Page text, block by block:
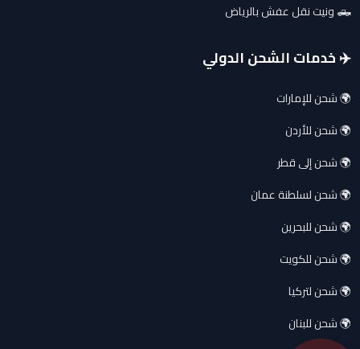
🛻 ونيت نقل عفش بالرياض
✈️ خدمات الشحن الدولي
🌍 شحن للإمارات
🌍 شحن للأردن
🌍 شحن إلى قطر
🌍 شحن لسلطنة عمان
🌍 شحن للبحرين
🌍 شحن للكويت
🌍 شحن لتركيا
🌍 شحن للبنان